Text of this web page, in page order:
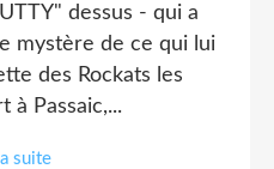
dessus - qui a
mystère de ce qui lui
des Rockats les
à Passaic,...
suite